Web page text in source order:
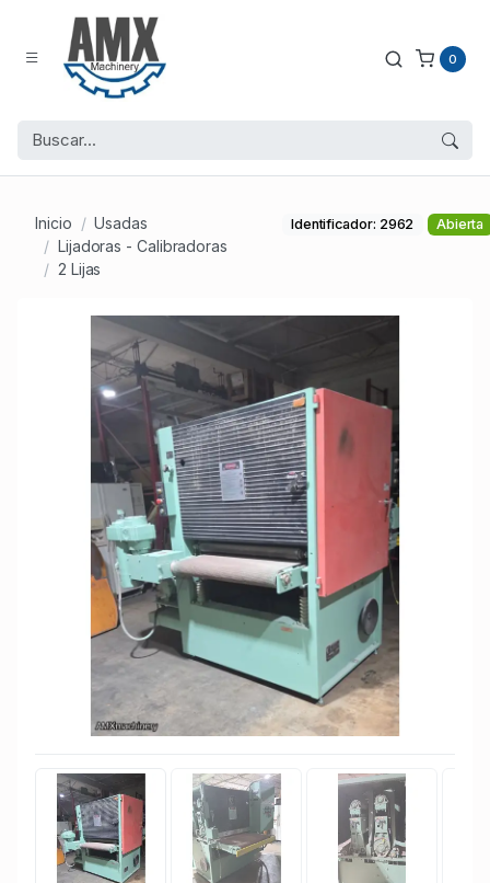
0
Inicio
Usadas
Lijadoras - Calibradoras
2 Lijas
Identificador: 2962 Abierta